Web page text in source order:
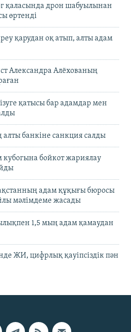
қаласында дрон шабуылынан
өртенді
қарудан оқ атып, алты адам
Александра Алёхованың
қатысы бар адамдар мен
алты банкіне санкция салды
кубогына бойкот жариялау
адам құқығы бюросы
мәлімдеме жасады
1,5 мың адам қамаудан
ЖИ, цифрлық қауіпсіздік пән